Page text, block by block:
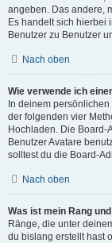
angeben. Das andere,
Es handelt sich hierbei
Benutzer zu Benutzer
Nach oben
Wie verwende ich
In deinem
der folgenden vier
Hochladen. Die Board-
Benutzer Avatare
solltest du die Board-
Nach oben
Was ist mein Rang
Ränge, die unter
du bislang erstellt hast